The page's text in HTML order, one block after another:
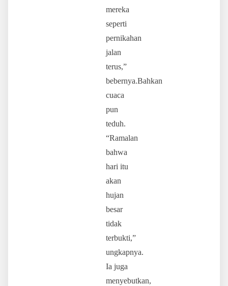
mereka
seperti
pernikahan
jalan
terus,”
bebernya.Bahkan
cuaca
pun
teduh.
“Ramalan
bahwa
hari itu
akan
hujan
besar
tidak
terbukti,”
ungkapnya.
Ia juga
menyebutkan,